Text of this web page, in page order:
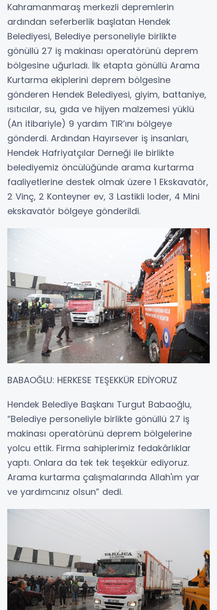
Kahramanmaraş merkezli depremlerin
ardından seferberlik başlatan Hendek
Belediyesi, Belediye personeliyle birlikte
gönüllü 27 iş makinası operatörünü deprem
bölgesine uğurladı. İlk etapta gönüllü Arama
Kurtarma ekiplerini deprem bölgesine
gönderen Hendek Belediyesi, giyim, battaniye,
ısıtıcılar, su, gıda ve hijyen malzemesi yüklü
(An itibariyle) 9 yardım TIR’ını bölgeye
gönderdi. Ardından Hayırsever iş insanları,
Hendek Hafriyatçılar Derneği ile birlikte
belediyemiz öncülüğünde arama kurtarma
faaliyetlerine destek olmak üzere 1 Ekskavatör,
2 Vinç, 2 Konteyner ev, 3 Lastikli loder, 4 Mini
ekskavatör bölgeye gönderildi.
BABAOĞLU: HERKESE TEŞEKKÜR EDİYORUZ
Hendek Belediye Başkanı Turgut Babaoğlu,
“Belediye personeliyle birlikte gönüllü 27 iş
makinası operatörünü deprem bölgelerine
yolcu ettik. Firma sahiplerimiz fedakârlıklar
yaptı. Onlara da tek tek teşekkür ediyoruz.
Arama kurtarma çalışmalarında Allah'ım yar
ve yardımcınız olsun” dedi.